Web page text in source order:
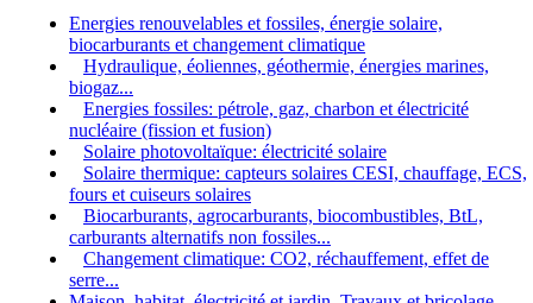
Energies renouvelables et fossiles, énergie solaire,
biocarburants et changement climatique
Hydraulique, éoliennes, géothermie, énergies marines,
biogaz...
Energies fossiles: pétrole, gaz, charbon et électricité
nucléaire (fission et fusion)
Solaire photovoltaïque: électricité solaire
Solaire thermique: capteurs solaires CESI, chauffage, ECS,
fours et cuiseurs solaires
Biocarburants, agrocarburants, biocombustibles, BtL,
carburants alternatifs non fossiles...
Changement climatique: CO2, réchauffement, effet de
serre...